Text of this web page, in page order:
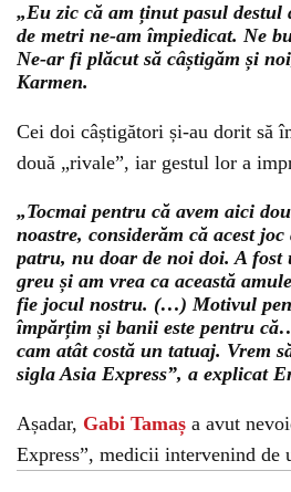
„Eu zic că am ținut pasul destul
de metri ne-am împiedicat. Ne
Ne-ar fi plăcut să câștigăm și
Karmen.
Cei doi câștigători și-au dorit să
două „rivale”, iar gestul lor a
„Tocmai pentru că avem aici
noastre, considerăm că acest
patru, nu doar de noi doi. A fost
greu și am vrea ca această
fie jocul nostru. (…) Motivul
împărțim și banii este pentru
cam atât costă un tatuaj. Vrem
sigla Asia Express”, a explicat
Așadar, Gabi Tamaș a avut
Express”, medicii intervenind de